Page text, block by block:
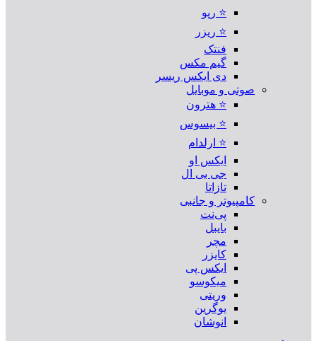
⭐ رپو
⭐ ریزر
فنتک
گیم مکس
دی ایکس ریسر
صوتی و موبایل
⭐ هترون
⭐ بیسوس
⭐ ارلدام
ایکس او
جی بی ال
تازاتا
کامپیوتر و جانبی
پی‌نت
بایبل
مچر
کایزر
ایکس پی
میکوسو
وریتی
یوگرین
انوشان